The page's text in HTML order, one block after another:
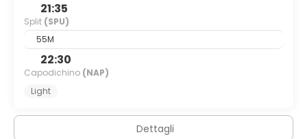
21:35
Split (SPU)
55M
22:30
Capodichino (NAP)
Light
Dettagli